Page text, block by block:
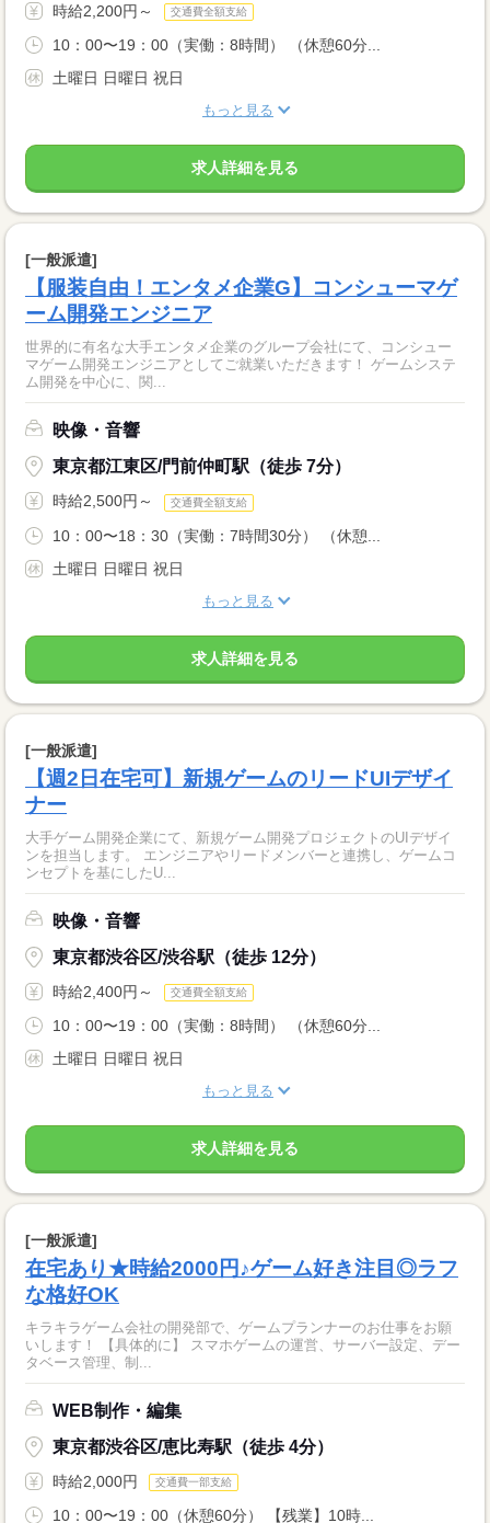
時給2,200円～ 交通費全額支給
10：00〜19：00（実働：8時間） （休憩60分...
土曜日 日曜日 祝日
もっと見る
求人詳細を見る
[一般派遣]
【服装自由！エンタメ企業G】コンシューマゲ
ーム開発エンジニア
世界的に有名な大手エンタメ企業のグループ会社にて、コンシュー
マゲーム開発エンジニアとしてご就業いただきます！ ゲームシステ
ム開発を中心に、関...
映像・音響
東京都江東区/門前仲町駅（徒歩 7分）
時給2,500円～ 交通費全額支給
10：00〜18：30（実働：7時間30分） （休憩...
土曜日 日曜日 祝日
もっと見る
求人詳細を見る
[一般派遣]
【週2日在宅可】新規ゲームのリードUIデザイ
ナー
大手ゲーム開発企業にて、新規ゲーム開発プロジェクトのUIデザイ
ンを担当します。 エンジニアやリードメンバーと連携し、ゲームコ
ンセプトを基にしたU...
映像・音響
東京都渋谷区/渋谷駅（徒歩 12分）
時給2,400円～ 交通費全額支給
10：00〜19：00（実働：8時間） （休憩60分...
土曜日 日曜日 祝日
もっと見る
求人詳細を見る
[一般派遣]
在宅あり★時給2000円♪ゲーム好き注目◎ラフ
な格好OK
キラキラゲーム会社の開発部で、ゲームプランナーのお仕事をお願
いします！ 【具体的に】 スマホゲームの運営、サーバー設定、デー
タベース管理、制...
WEB制作・編集
東京都渋谷区/恵比寿駅（徒歩 4分）
時給2,000円 交通費一部支給
10：00〜19：00（休憩60分） 【残業】10時...